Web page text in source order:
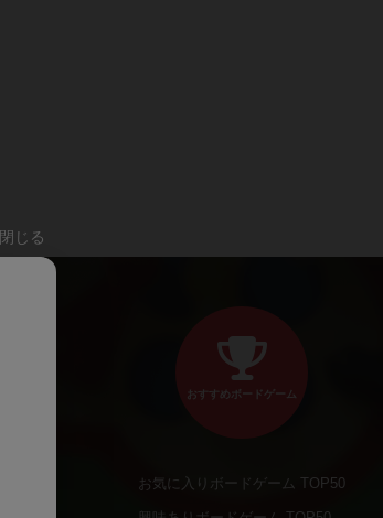
閉じる
おすすめボードゲーム
お気に入りボードゲーム TOP50